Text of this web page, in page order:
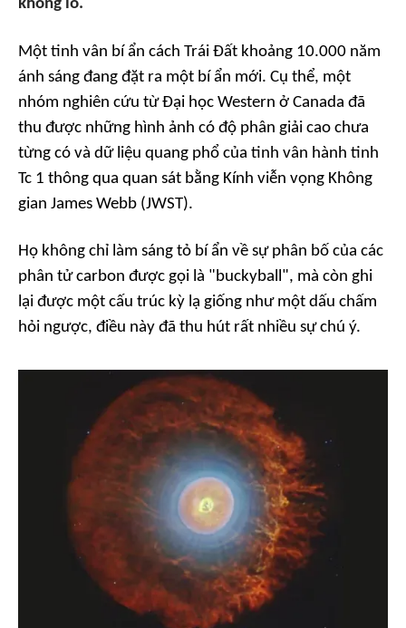
khổng lồ.
Một tinh vân bí ẩn cách Trái Đất khoảng 10.000 năm
ánh sáng đang đặt ra một bí ẩn mới. Cụ thể, một
nhóm nghiên cứu từ Đại học Western ở Canada đã
thu được những hình ảnh có độ phân giải cao chưa
từng có và dữ liệu quang phổ của tinh vân hành tinh
Tc 1 thông qua quan sát bằng Kính viễn vọng Không
gian James Webb (JWST).
Họ không chỉ làm sáng tỏ bí ẩn về sự phân bố của các
phân tử carbon được gọi là "buckyball", mà còn ghi
lại được một cấu trúc kỳ lạ giống như một dấu chấm
hỏi ngược, điều này đã thu hút rất nhiều sự chú ý.